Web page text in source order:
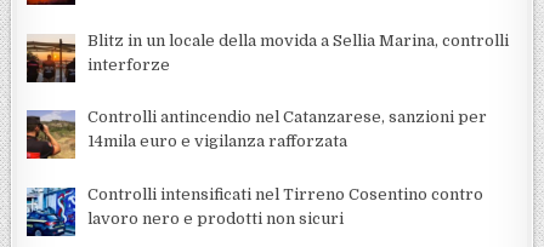
Blitz in un locale della movida a Sellia Marina, controlli
interforze
Controlli antincendio nel Catanzarese, sanzioni per
14mila euro e vigilanza rafforzata
Controlli intensificati nel Tirreno Cosentino contro
lavoro nero e prodotti non sicuri